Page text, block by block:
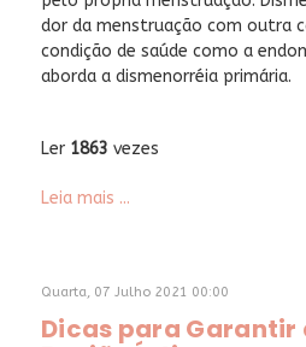
dor da menstruação com outra
condição de saúde como a
aborda a dismenorréia primária.
Ler 1863 vezes
Leia mais ...
Quarta, 07 Julho 2021 00:00
Dicas para Garantir